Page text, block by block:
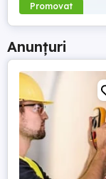
Promovat
Anunțuri